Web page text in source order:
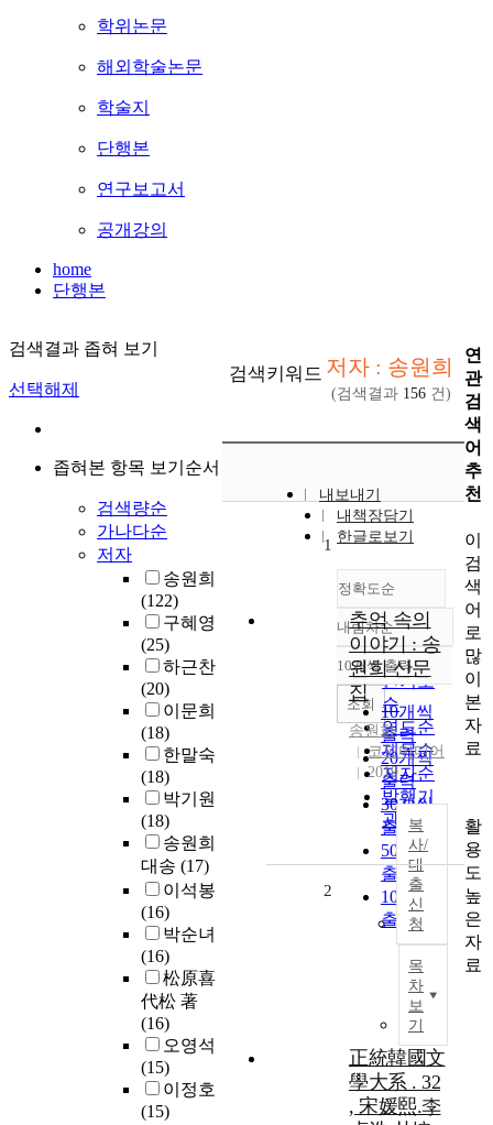
학위논문
해외학술논문
학술지
단행본
연구보고서
공개강의
home
단행본
검색결과 좁혀 보기
선택해제
좁혀본 항목 보기순서
검색량순
가나다순
저자
송원희
(122)
구혜영
(25)
하근찬
(20)
이문희
(18)
한말숙
(18)
박기원
(18)
송원희
대송 (17)
이석봉
(16)
박순녀
(16)
松原喜
代松 著
(16)
오영석
(15)
이정호
(15)
검색키워드 저자 : 송원희
(검색결과 156 건)
내보내기
내책장담기
한글로보기
정확도순
정확도
순
인기도
순
연도순
제목순
저자순
발행기
관순
내림차순
내림차순
10개씩 출력
10개씩
출력
20개씩
출력
30개씩
출력
50개씩
출력
100개씩
출력
조회
1
추억 속의
이야기 : 송
원희 산문
집
송원희
코드미디어
2019
복
사/
대
출
신
청
목
차
보
기
2
正統韓國文
學大系 . 32
, 宋媛熙.李
연
관
검
색
어
추
천
이
검
색
어
로
많
이
본
자
료
활
용
도
높
은
자
료